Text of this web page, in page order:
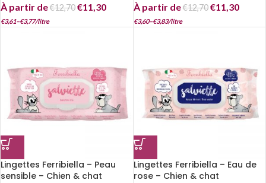
À partir de€12,70€11,30
€3,61–€3,77/litre
À partir de€12,70 €11,30
€3,60–€3,83/litre
Lingettes Ferribiella – Peau
sensible – Chien & chat
Lingettes Ferribiella – Eau de
rose – Chien & chat